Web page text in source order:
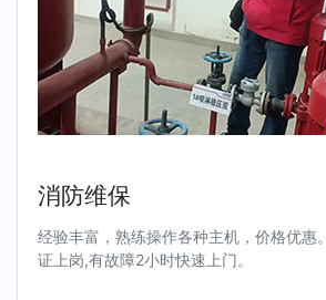
消防维保
经验丰富，熟练操作各种主机，价格优惠
证上岗,有故障2小时快速上门。